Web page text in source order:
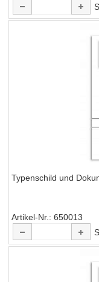
Typenschild und
Artikel-Nr. 650013